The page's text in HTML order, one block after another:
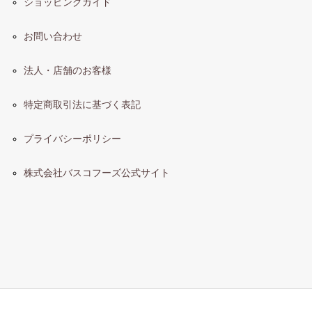
お問い合わせ
法人・店舗のお客様
特定商取引法に基づく表記
プライバシーポリシー
株式会社バスコフーズ公式サイト